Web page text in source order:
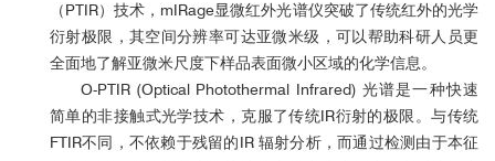
（PTIR）技术，mIRage显微红外光谱仪突破了传统红外的光学
衍射极限，其空间分辨率可达亚微米级，可以帮助科研人员更
全面地了解亚微米尺度下样品表面微小区域的化学信息。
O-PTIR (Optical Photothermal Infrared) 光谱是一种快速
简单的非接触式光学技术，克服了传统IR衍射的极限。与传统
FTIR不同，不依赖于残留的IR 辐射分析，而通过检测由于本征